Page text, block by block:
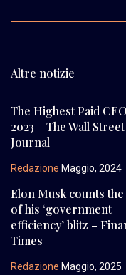
Altre notizie
The Highest Paid
2023 – The Wall Street
Journal
Redazione Maggio, 2024
Elon Musk counts
of his ‘government
efficiency’ blitz –
Times
Redazione Maggio, 2025